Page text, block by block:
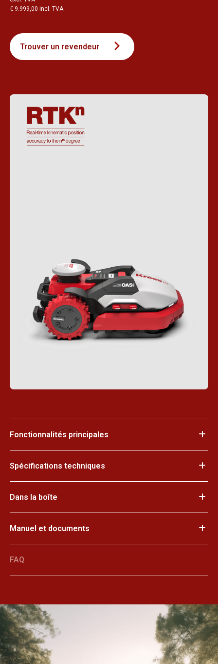
€ 9.999,00 incl. TVA
Trouver un revendeur
Fonctionnalités principales
Spécifications techniques
Dans la boîte
Manuel et documents
FAQ